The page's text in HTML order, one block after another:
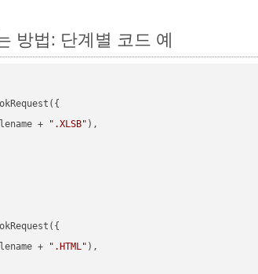
방법: 단계별 코드 예
+ ".XLSB" ),
+ ".HTML" ),